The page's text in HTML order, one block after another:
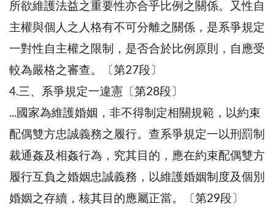
所欲維護法益之重要性亦合乎比例之關係。又性自
主權與個人之人格有不可分離之關係，是系爭規定
一對性自主權之限制，是否合於比例原則，自應受
較為嚴格之審查。〔第27段〕
4.三、系爭規定一違憲〔第28段〕
...國家為維護婚姻，非不得制定相關規範，以約束
配偶雙方忠誠義務之履行。查系爭規定一以刑罰制
裁通姦及相姦行為，究其目的，應在約束配偶雙方
履行互負之婚姻忠誠義務，以維護婚姻制度及個別
婚姻之存續，核其目的應屬正當。〔第29段〕